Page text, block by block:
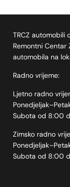
TRCZ automobili
Remontni Centar
automobila na
Radno vrijeme:
Ljetno radno
Subota od 8:00
Zimsko radno
Subota od 8:00